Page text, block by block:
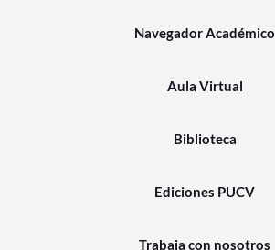
Navegador Académico
Aula Virtual
Biblioteca
Ediciones PUCV
Trabaja con nosotros